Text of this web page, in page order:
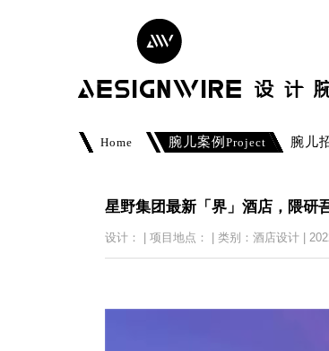
Home 腕儿案例 Project 腕儿
星野集团最新「界」酒店，隈研
设计： | 项目地点： | 类别：酒店设计 |